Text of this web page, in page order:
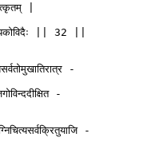
|
|| 32 ||
-
-
-